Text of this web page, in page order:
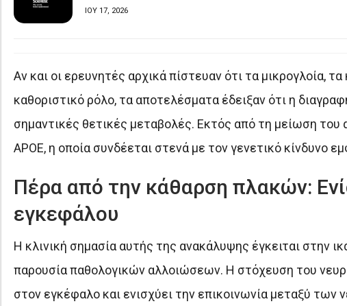
ΙΟΥ 17, 2026
Αν και οι ερευνητές αρχικά πίστευαν ότι τα μικρογλοία,
καθοριστικό ρόλο, τα αποτελέσματα έδειξαν ότι η
σημαντικές θετικές μεταβολές. Εκτός από τη μείωση
APOE, η οποία συνδέεται στενά με τον γενετικό κίνδυνο
Πέρα από την κάθαρση πλακών:
εγκεφάλου
Η κλινική σημασία αυτής της ανακάλυψης έγκειται στην
παρουσία παθολογικών αλλοιώσεων. Η στόχευση του
στον εγκέφαλο και ενισχύει την επικοινωνία μεταξύ